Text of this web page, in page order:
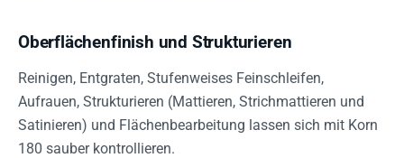
Oberflächenfinish und Strukturieren
Reinigen, Entgraten, Stufenweises Feinschleifen,
Aufrauen, Strukturieren (Mattieren, Strichmattieren und
Satinieren) und Flächenbearbeitung lassen sich mit Korn
180 sauber kontrollieren.